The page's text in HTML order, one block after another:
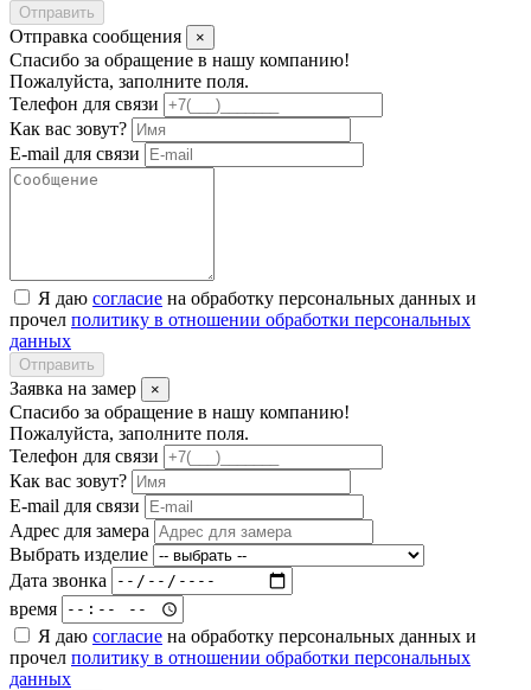
Отправить
Отправка сообщения ×
Спасибо за обращение в нашу компанию!
Пожалуйста, заполните поля.
Телефон для связи
Как вас зовут?
E-mail для связи
Я даю согласие на обработку персональных данных и
прочел политику в отношении обработки персональных
данных
Отправить
Заявка на замер ×
Спасибо за обращение в нашу компанию!
Пожалуйста, заполните поля.
Телефон для связи
Как вас зовут?
E-mail для связи
Адрес для замера
Выбрать изделие
Дата звонка
время
Я даю согласие на обработку персональных данных и
прочел политику в отношении обработки персональных
данных